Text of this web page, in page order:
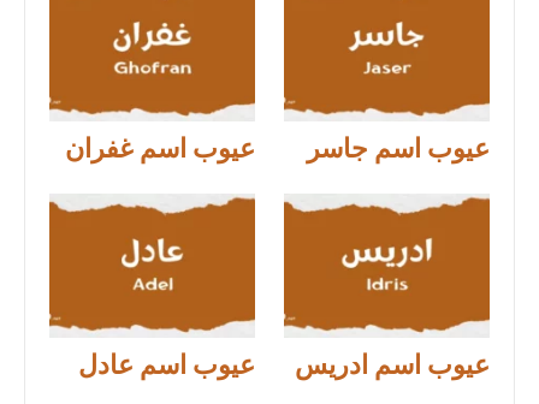
عيوب اسم جاسر عيوب اسم غفران
عيوب اسم ادريس عيوب اسم عادل